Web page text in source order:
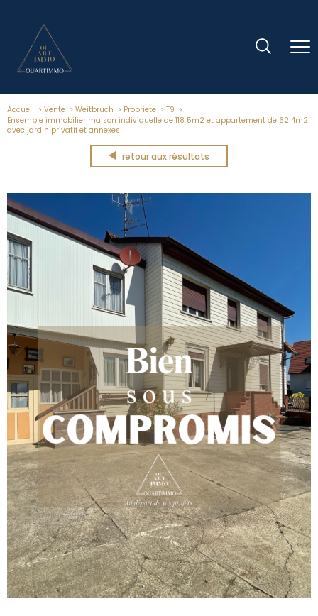
Accueil Vente Weitbruch Propriete
T9
Ensemble immobilier maison individuelle de 118 5m2 et appartement de 62 4m2
avec jardin privatif et annexes
retour aux résultats